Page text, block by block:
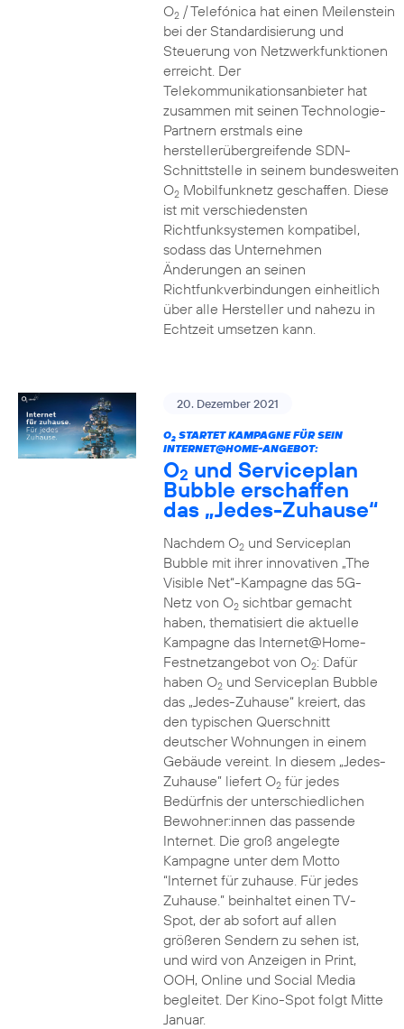
O2/ Telefónica hat einen Meilenstein
bei der Standardisierung und
Steuerung von Netzwerkfunktionen
erreicht. Der
Telekommunikationsanbieter hat
zusammen mit seinen Technologie-
Partnern erstmals eine
herstellerübergreifende SDN-
Schnittstelle in seinem bundesweiten
O2Mobilfunknetz geschaffen. Diese
ist mit verschiedensten
Richtfunksystemen kompatibel,
sodass das Unternehmen
Änderungen an seinen
Richtfunkverbindungen einheitlich
über alle Hersteller und nahezu in
Echtzeit umsetzen kann.
20. Dezember 2021
O2STARTET KAMPAGNE FÜR SEIN
INTERNET@HOME-ANGEBOT:
O2 und Serviceplan
Bubble erschaffen
das „Jedes-Zuhause“
Nachdem O2und Serviceplan
Bubble mit ihrer innovativen „The
Visible Net“-Kampagne das 5G-
Netz von O2sichtbar gemacht
haben, thematisiert die aktuelle
Kampagne das Internet@Home-
Festnetzangebot von O2: Dafür
haben O2und Serviceplan Bubble
das „Jedes-Zuhause“ kreiert, das
den typischen Querschnitt
deutscher Wohnungen in einem
Gebäude vereint. In diesem „Jedes-
Zuhause” liefert O2für jedes
Bedürfnis der unterschiedlichen
Bewohner:innen das passende
Internet. Die groß angelegte
Kampagne unter dem Motto
“Internet für zuhause. Für jedes
Zuhause.” beinhaltet einen TV-
Spot, der ab sofort auf allen
größeren Sendern zu sehen ist,
und wird von Anzeigen in Print,
OOH, Online und Social Media
begleitet. Der Kino-Spot folgt Mitte
Januar.